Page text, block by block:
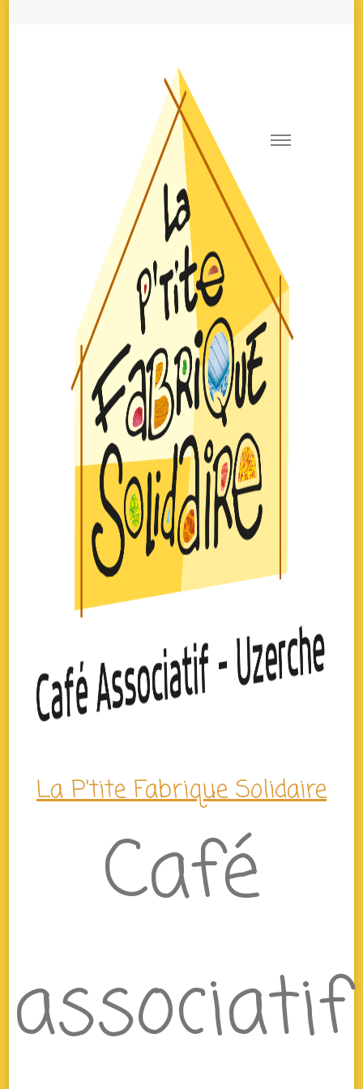
La P'tite Fabrique Solidaire
Café
associatif